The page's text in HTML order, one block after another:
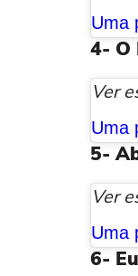
4- O
Ver
5-
Ver
6-